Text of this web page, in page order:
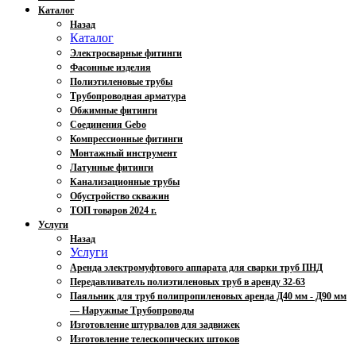
Каталог
Назад
Каталог
Электросварные фитинги
Фасонные изделия
Полиэтиленовые трубы
Трубопроводная арматура
Обжимные фитинги
Соединения Gebo
Компрессионные фитинги
Монтажный инструмент
Латунные фитинги
Канализационные трубы
Обустройство скважин
ТОП товаров 2024 г.
Услуги
Назад
Услуги
Аренда электромуфтового аппарата для сварки труб ПНД
Передавливатель полиэтиленовых труб в аренду 32-63
Паяльник для труб полипропиленовых аренда Д40 мм - Д90 мм
— Наружные Трубопроводы
Изготовление штурвалов для задвижек
Изготовление телескопических штоков